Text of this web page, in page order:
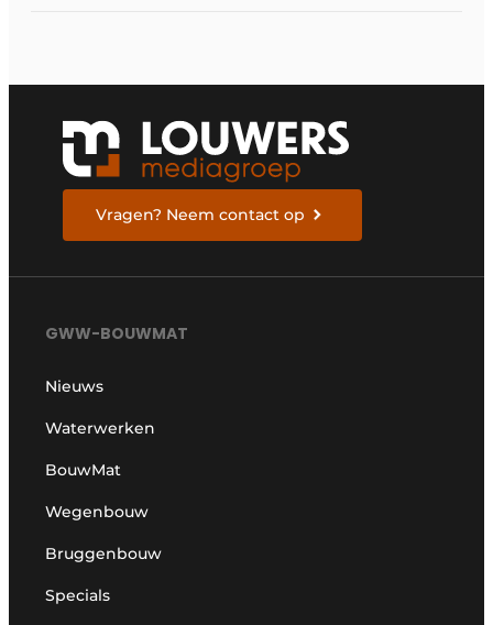
Vragen? Neem contact op
GWW-BOUWMAT
Nieuws
Waterwerken
BouwMat
Wegenbouw
Bruggenbouw
Specials